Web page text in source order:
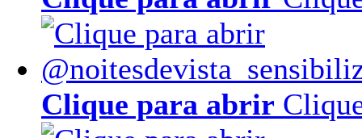
Clique para abrir